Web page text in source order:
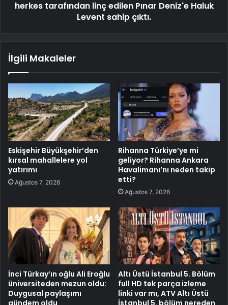
herkes tarafından linç edilen Pınar Deniz'e Haluk
Levent sahip çıktı.
İlgili Makaleler
Eskişehir Büyükşehir’den
kırsal mahallelere yol
yatırımı
Ağustos 7, 2026
Rihanna Türkiye’ye mi
geliyor? Rihanna Ankara
Havalimanı’nı neden takip
etti?
Ağustos 7, 2026
İnci Türkay’ın oğlu Ali Eroğlu
üniversiteden mezun oldu:
Duygusal paylaşımı
Altı Üstü İstanbul 5. Bölüm
full HD tek parça izleme
linki var mı, ATV Altı Üstü